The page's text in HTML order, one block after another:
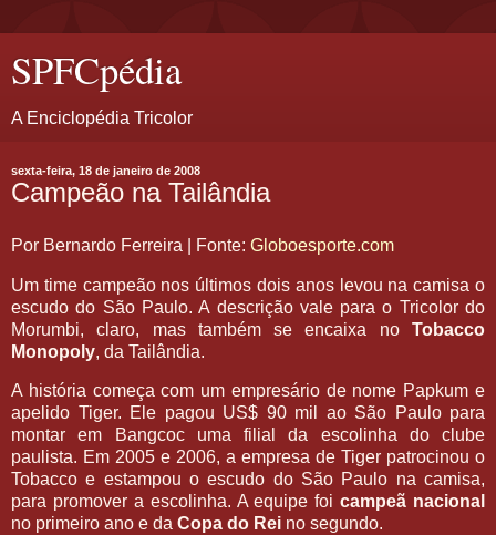
SPFCpédia
A Enciclopédia Tricolor
sexta-feira, 18 de janeiro de 2008
Campeão na Tailândia
Por Bernardo Ferreira | Fonte: Globoesporte.com
Um time campeão nos últimos dois anos levou na camisa o
escudo do São Paulo. A descrição vale para o Tricolor do
Morumbi, claro, mas também se encaixa no Tobacco
Monopoly, da Tailândia.
A história começa com um empresário de nome Papkum e
apelido Tiger. Ele pagou US$ 90 mil ao São Paulo para
montar em Bangcoc uma filial da escolinha do clube
paulista. Em 2005 e 2006, a empresa de Tiger patrocinou o
Tobacco e estampou o escudo do São Paulo na camisa,
para promover a escolinha. A equipe foicampeã nacional
no primeiro ano e da Copa do Rei no segundo.